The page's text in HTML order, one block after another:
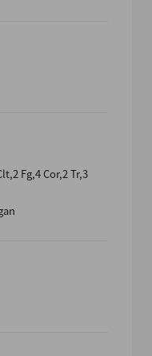
Fg,4 Cor,2 Tr,3